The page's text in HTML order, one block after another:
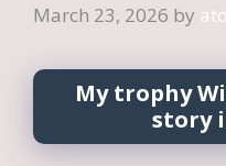
March 23, 2026 by
My trophy
story